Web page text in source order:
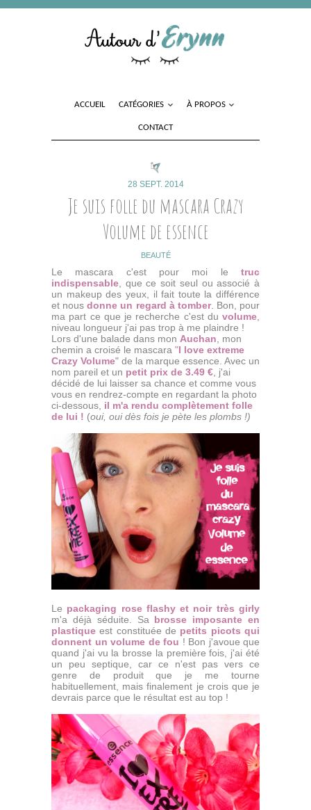
CATÉGORIES
28 SEPT. 2014
Je suis folle du mascara Crazy
Volume de essence
BEAUTÉ
Le mascara c'est pour moi le
truc
indispensable , que ce soit seul ou associé à
un makeup des yeux, il fait toute la différence
et nousdonne un regard à tomber. Bon, pour
ma part ce que je recherche c'est du volume
niveau longueur j'ai pas trop à me plaindre !
Lors d'une balade dans mon Auchan , mon
chemin a croisé le mascara "I love extreme
Crazy Volume" de la marque essence. Avec un
nom pareil et un petit prix de 3.49 € , j'ai
décidé de lui laisser sa chance et comme vous
vous en rendrez-compte en regardant la photo
ci-dessous, il m'a rendu complètement folle
de lui ! (oui, oui dès fois je pète les plombs !)
Le packaging rose flashy et noir très girly
m'a déjà séduite. Sa brosse imposante en
plastique est constituée de petits picots qui
donnent un volume de fou ! Bon j'avoue que
quand j'ai vu la brosse la première fois, j'ai été
un peu septique, car ce n'est pas vers ce
genre de produit que je me tourne
habituellement, mais finalement je crois que je
devrais parce que le résultat est au top !